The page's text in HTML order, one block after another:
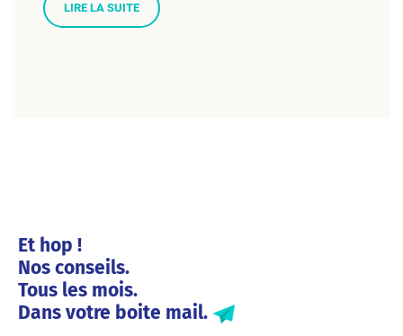
LIRE LA SUITE
Et hop !
Nos conseils.
Tous les mois.
Dans votre boite mail.